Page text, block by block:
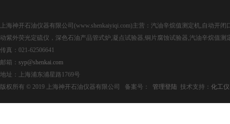
上海神开石油仪器有限公司(www.shenkaiyiqi.com)主营：汽油辛烷值测定机,自动
动紫外荧光定硫仪，深色石油产品管式炉,凝点试验器,铜片腐蚀试验器,汽油辛烷值测
传真：021-62506641
邮箱： syp@shenkai.com
地址：上海浦东浦星路1769号
版权所有 © 2019 上海神开石油仪器有限公司 备案号：
管理登陆 技术支持： 化工